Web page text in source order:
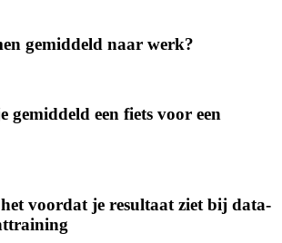
gemiddeld naar werk?
gemiddeld een fiets voor een
voordat je resultaat ziet bij data-